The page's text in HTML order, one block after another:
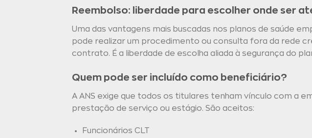
Reembolso: liberdade para escolher onde ser
Uma das vantagens mais buscadas nos planos de saúde
pode realizar um procedimento ou consulta fora da rede
contrato. É a liberdade de escolha aliada à segurança do
Quem pode ser incluído como beneficiário?
A ANS exige que todos os titulares tenham vínculo com a
prestação de serviço ou estágio. São aceitos:
Funcionários CLT